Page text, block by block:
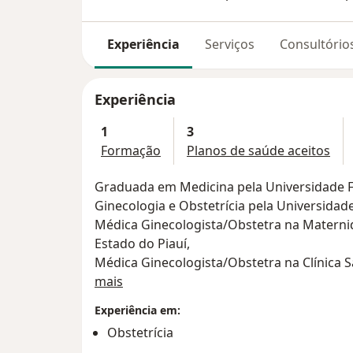
Experiência Serviços
Experiência
1
Formação
3
Planos de saúde aceitos
Graduada em Medicina pela Universidade
Ginecologia e Obstetrícia pela
Médica Ginecologista/Obstetra na
Estado do Piauí,
Médica Ginecologista/Obstetra na Clínica
Docente da Disciplina de Ginecologia e
Atuando principalmente nos seguintes
Natal de Alto Risco, Patologia do Trato
mais
Experiência em:
Obstetrícia